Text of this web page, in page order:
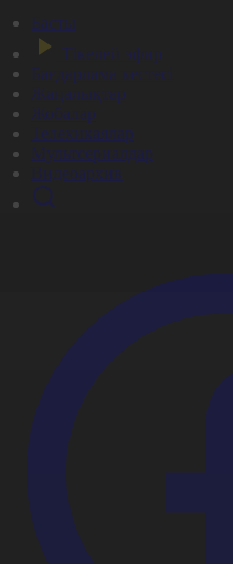
Басты
Тікелей эфир
Бағдарлама кестесі
Жаңалықтар
Жобалар
Телехикаялар
Мультсериалдар
Видеоархив